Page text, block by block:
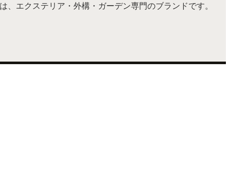
、エクステリア・外構・ガーデン専門のブランドです。